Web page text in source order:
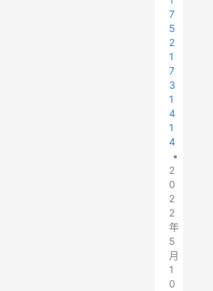
7
5
2
1
7
3
1
4
1
4
•
2
0
2
2
年
5
月
1
0